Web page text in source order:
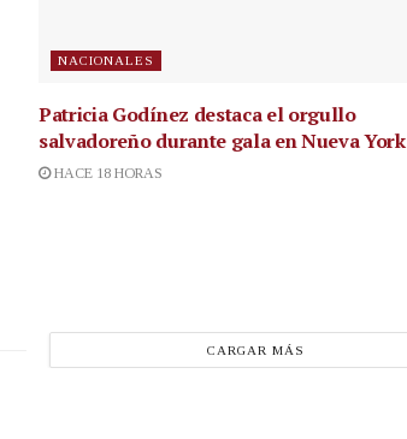
NACIONALES
Patricia Godínez destaca el orgullo
salvadoreño durante gala en Nueva York
HACE 18 HORAS
CARGAR MÁS